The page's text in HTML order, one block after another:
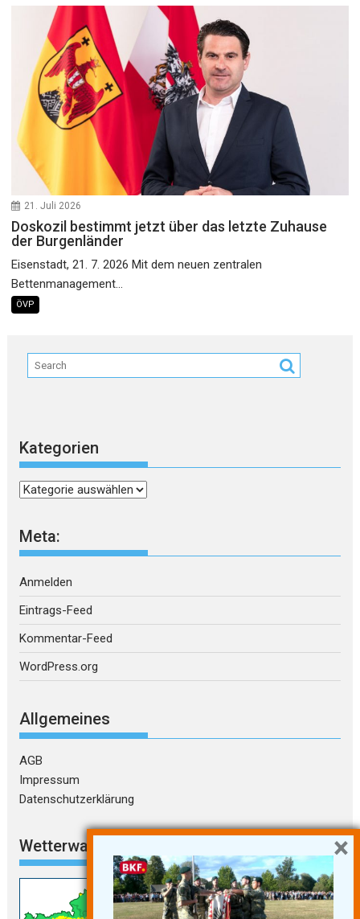
21. Juli 2026
Doskozil bestimmt jetzt über das letzte Zuhause
der Burgenländer
Eisenstadt, 21. 7. 2026 Mit dem neuen zentralen
Bettenmanagement...
ÖVP
Kategorien
Kategorien
Meta:
Anmelden
Eintrags-Feed
Kommentar-Feed
WordPress.org
Allgemeines
AGB
Impressum
Datenschutzerklärung
Wetterwarnungen ×